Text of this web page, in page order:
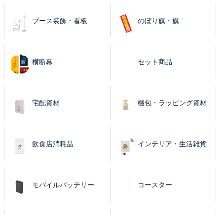
ブース装飾・看板 のぼり旗・旗
横断幕 セット商品
宅配資材 梱包・ラッピング資材
飲食店消耗品 インテリア・生活雑貨
モバイルバッテリー コースター